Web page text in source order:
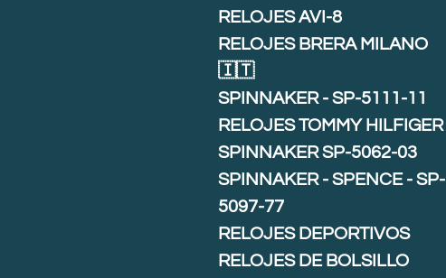
RELOJES AVI-8
RELOJES BRERA MILANO
🇮🇹
SPINNAKER - SP-5111-11
RELOJES TOMMY HILFIGER
SPINNAKER SP-5062-03
SPINNAKER - SPENCE - SP-
5097-77
RELOJES DEPORTIVOS
RELOJES DE BOLSILLO